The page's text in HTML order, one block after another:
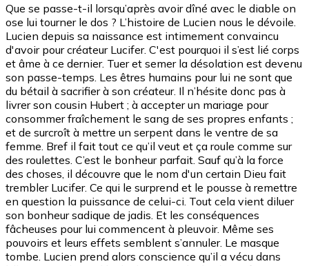
Que se passe-t-il lorsqu’après avoir dîné avec le diable on
ose lui tourner le dos ? L’histoire de Lucien nous le dévoile.
Lucien depuis sa naissance est intimement convaincu
d'avoir pour créateur Lucifer. C'est pourquoi il s’est lié corps
et âme à ce dernier. Tuer et semer la désolation est devenu
son passe-temps. Les êtres humains pour lui ne sont que
du bétail à sacrifier à son créateur. Il n’hésite donc pas à
livrer son cousin Hubert ; à accepter un mariage pour
consommer fraîchement le sang de ses propres enfants ;
et de surcroît à mettre un serpent dans le ventre de sa
femme. Bref il fait tout ce qu’il veut et ça roule comme sur
des roulettes. C’est le bonheur parfait. Sauf qu’à la force
des choses, il découvre que le nom d'un certain Dieu fait
trembler Lucifer. Ce qui le surprend et le pousse à remettre
en question la puissance de celui-ci. Tout cela vient diluer
son bonheur sadique de jadis. Et les conséquences
fâcheuses pour lui commencent à pleuvoir. Même ses
pouvoirs et leurs effets semblent s’annuler. Le masque
tombe. Lucien prend alors conscience qu’il a vécu dans